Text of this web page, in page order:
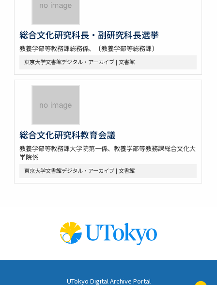
総合文化研究科長・副研究科長選挙
教養学部等教務課総務係、〔教養学部等総務課〕
東京大学文書館デジタル・アーカイブ | 文書館
総合文化研究科教育会議
教養学部等教務課大学院第一係、教養学部等教務課総合文化大
学院係
東京大学文書館デジタル・アーカイブ | 文書館
UTokyo Digital Archive Portal